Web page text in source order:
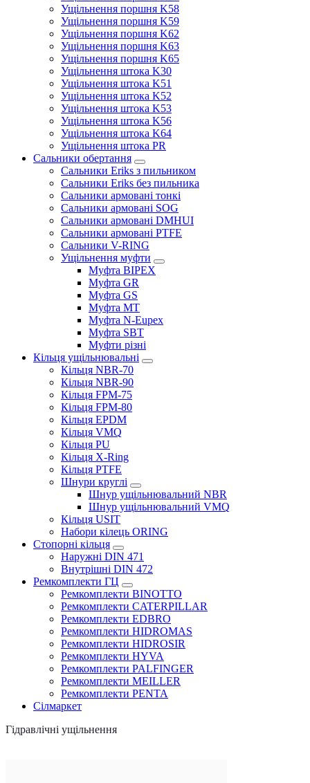
Ущільнення поршня K58
Ущільнення поршня K59
Ущільнення поршня K62
Ущільнення поршня K63
Ущільнення поршня K65
Ущільнення штока K30
Ущільнення штока K51
Ущільнення штока K52
Ущільнення штока K53
Ущільнення штока K56
Ущільнення штока K64
Ущільнення штока PR
Сальники обертання
Сальники Eriks з пильником
Сальники Eriks без пильника
Сальники армовані тонкі
Сальники армовані SOG
Сальники армовані DMHUI
Сальники армовані PTFE
Сальники V-RING
Ущільнення муфти
Муфта BIPEX
Муфта GR
Муфта GS
Муфта MT
Муфта N-Eupex
Муфта SBT
Муфти різні
Кільця ущільнювальні
Кільця NBR-70
Кільця NBR-90
Кільця FPM-75
Кільця FPM-80
Кільця EPDM
Кільця VMQ
Кільця PU
Кільця X-Ring
Кільця PTFE
Шнури круглі
Шнур ущільнювальний NBR
Шнур ущільнювальний VMQ
Кільця USIT
Набори кілець ORING
Стопорні кільця
Наружні DIN 471
Внутрішні DIN 472
Ремкомплекти ГЦ
Ремкомплекти BINOTTO
Ремкомплекти CATERPILLAR
Ремкомплекти EDBRO
Ремкомплекти HIDROMAS
Ремкомплекти HIDROSIR
Ремкомплекти HYVA
Ремкомплекти PALFINGER
Ремкомплекти MEILLER
Ремкомплекти PENTA
Сілмаркет
Гідравлічні ущільнення